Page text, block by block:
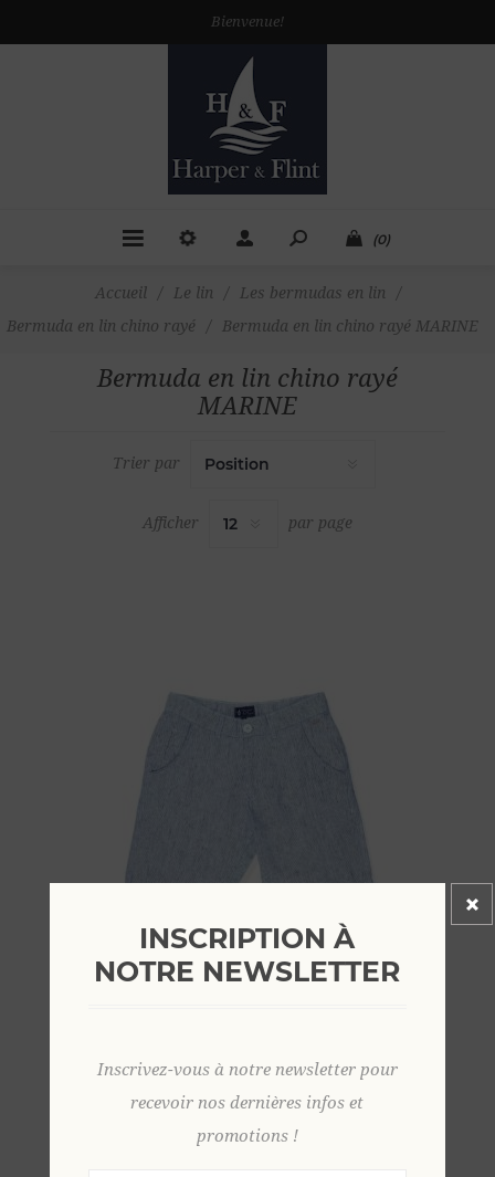
Bienvenue!
(0)
Accueil / Le lin / Les bermudas en lin
/
Bermuda en lin chino rayé
/ Bermuda en lin chino rayé MARINE
Bermuda en lin chino rayé
MARINE
Trier par
Afficher par page
69,00 €
INSCRIPTION À
NOTRE NEWSLETTER
Inscrivez-vous à notre newsletter pour
recevoir nos dernières infos et
promotions !